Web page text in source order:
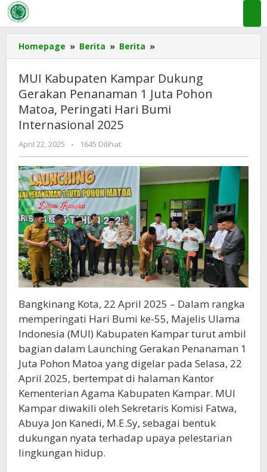
Lewati
ke
konten
Homepage » Berita » Berita »
Kabupaten
Dukung
Gerakan
Penanaman
Matoa,
Peringati
Hari
Internasional
2025
MUI Kabupaten Kampar Dukung
Gerakan Penanaman 1 Juta Pohon
Matoa, Peringati Hari Bumi
Internasional 2025
April 22, 2025
oleh
ADMIN
MUI
KAMPAR
- 1645 Dilihat
Bangkinang Kota, 22 April 2025 – Dalam rangka
memperingati Hari Bumi ke-55, Majelis Ulama
Indonesia (MUI) Kabupaten Kampar turut ambil
bagian dalam Launching Gerakan Penanaman 1
Juta Pohon Matoa yang digelar pada Selasa, 22
April 2025, bertempat di halaman Kantor
Kementerian Agama Kabupaten Kampar. MUI
Kampar diwakili oleh Sekretaris Komisi Fatwa,
Abuya Jon Kanedi, M.E.Sy, sebagai bentuk
dukungan nyata terhadap upaya pelestarian
lingkungan hidup.